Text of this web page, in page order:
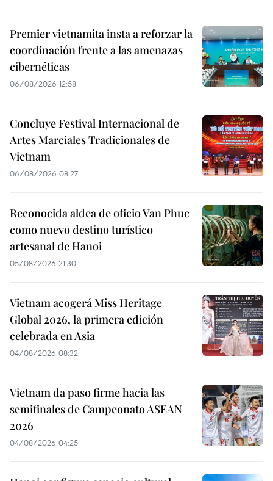
Premier vietnamita insta a reforzar la
coordinación frente a las amenazas
cibernéticas
06/08/2026 12:58
Concluye Festival Internacional de
Artes Marciales Tradicionales de
Vietnam
06/08/2026 08:27
Reconocida aldea de oficio Van Phuc
como nuevo destino turístico
artesanal de Hanoi
05/08/2026 21:30
Vietnam acogerá Miss Heritage
Global 2026, la primera edición
celebrada en Asia
04/08/2026 08:32
Vietnam da paso firme hacia las
semifinales de Campeonato ASEAN
2026
04/08/2026 04:25